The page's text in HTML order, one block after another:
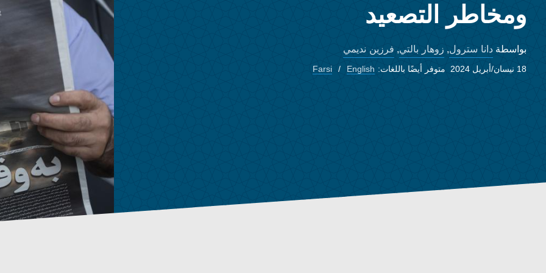
ومخاطر التصعيد
بواسطة دانا سترول, زوهار بالتي, فرزين نديمي
18 نيسان/أبريل 2024 متوفر أيضًا باللغات: English
Farsi